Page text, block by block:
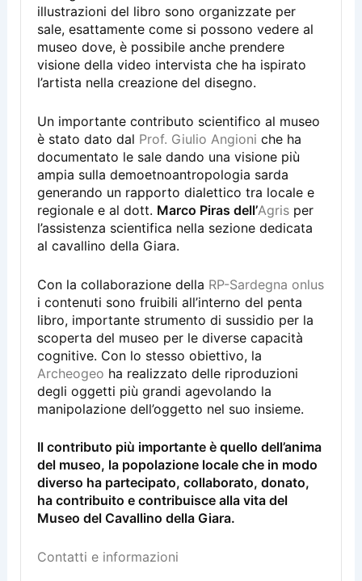
illustrazioni del libro sono organizzate per
sale, esattamente come si possono vedere al
museo dove, è possibile anche prendere
visione della video intervista che ha ispirato
l’artista nella creazione del disegno.
Un importante contributo scientifico al museo
è stato dato dal Prof. Giulio Angioni che ha
documentato le sale dando una visione più
ampia sulla demoetnoantropologia sarda
generando un rapporto dialettico tra locale e
regionale e al dott. Marco Piras dell’Agrisper
l’assistenza scientifica nella sezione dedicata
al cavallino della Giara.
Con la collaborazione della RP-Sardegna onlus
i contenuti sono fruibili all’interno del penta
libro, importante strumento di sussidio per la
scoperta del museo per le diverse capacità
cognitive. Con lo stesso obiettivo, la
Archeogeo ha realizzato delle riproduzioni
degli oggetti più grandi agevolando la
manipolazione dell’oggetto nel suo insieme.
Il contributo più importante è quello dell’anima
del museo, la popolazione locale che in modo
diverso ha partecipato, collaborato, donato,
ha contribuito e contribuisce alla vita del
Museo del Cavallino della Giara.
Contatti e informazioni